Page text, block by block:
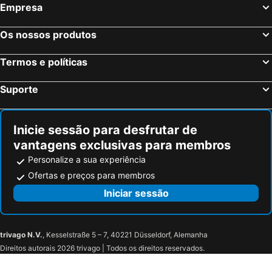
Cambria Hotel New York - Chelsea
The Peninsula New York
Hotel Edison
City Club Hotel
Morningside Inn
Orlando, Flórida Hotéis
Las Vegas, Nevada Hotéis
Los Angeles, Califórnia Hotéis
Boston, Massachusetts Hotéis
Empresa
Os nossos produtos
Termos e políticas
Suporte
Inicie sessão para desfrutar de
vantagens exclusivas para membros
Personalize a sua experiência
Ofertas e preços para membros
Iniciar sessão
trivago N.V., Kesselstraße 5 – 7, 40221 Düsseldorf, Alemanha
Direitos autorais 2026 trivago | Todos os direitos reservados.